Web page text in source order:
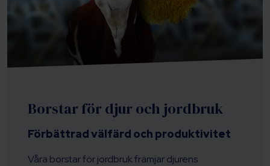
Borstar för djur och jordbruk
Förbättrad välfärd och produktivitet
Våra borstar för jordbruk främjar djurens